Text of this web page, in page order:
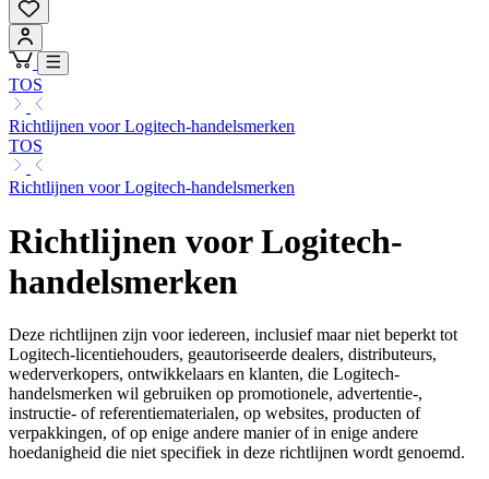
TOS
Richtlijnen voor Logitech-handelsmerken
TOS
Richtlijnen voor Logitech-handelsmerken
Richtlijnen voor Logitech-
handelsmerken
Deze richtlijnen zijn voor iedereen, inclusief maar niet beperkt tot
Logitech-licentiehouders, geautoriseerde dealers, distributeurs,
wederverkopers, ontwikkelaars en klanten, die Logitech-
handelsmerken wil gebruiken op promotionele, advertentie-,
instructie- of referentiematerialen, op websites, producten of
verpakkingen, of op enige andere manier of in enige andere
hoedanigheid die niet specifiek in deze richtlijnen wordt genoemd.